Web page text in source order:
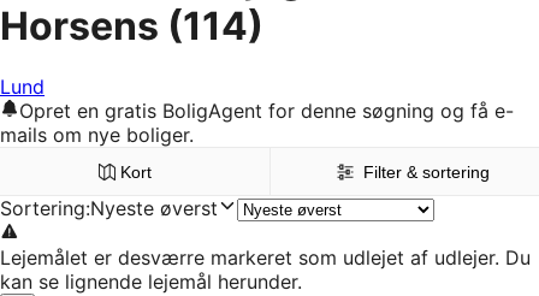
Horsens (114)
Lund
Opret en gratis BoligAgent for denne søgning og få e-
mails om nye boliger.
Kort Filter & sortering
Sortering:Nyeste øverst
Lejemålet er desværre markeret som udlejet af udlejer. Du
kan se lignende lejemål herunder.